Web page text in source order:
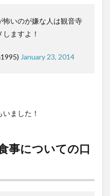
怖いのが嫌な人は観音寺
ますよ！
January 23, 2014
ました！
事についての口